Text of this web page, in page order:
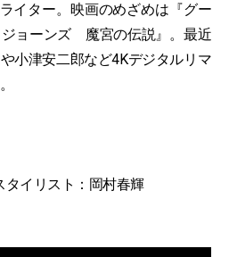
イター。映画のめざめは『グー
ョーンズ 魔宮の伝説』。最近
小津安二郎など4Kデジタルリマ
タイリスト：岡村春輝